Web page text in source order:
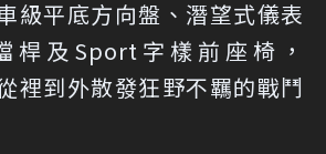
級平底方向盤、潛望式儀表
桿及Sport字樣前座椅，
裡到外散發狂野不羈的戰鬥